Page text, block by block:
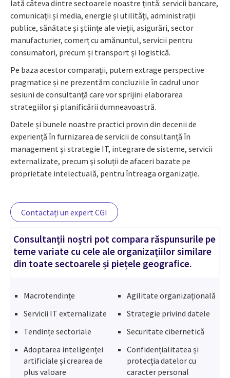
Iată câteva dintre sectoarele noastre țintă: servicii bancare,
comunicații și media, energie și utilități, administrații
publice, sănătate și științe ale vieții, asigurări, sector
manufacturier, comerț cu amănuntul, servicii pentru
consumatori, precum și transport și logistică.
Pe baza acestor comparații, putem extrage perspective
pragmatice și ne prezentăm concluziile în cadrul unor
sesiuni de consultanță care vor sprijini elaborarea
strategiilor și planificării dumneavoastră.
Datele și bunele noastre practici provin din decenii de
experiență în furnizarea de servicii de consultanță în
management și strategie IT, integrare de sisteme, servicii
externalizate, precum și soluții de afaceri bazate pe
proprietate intelectuală, pentru întreaga organizație.
Contactați un expert CGI
Consultanții noștri pot compara răspunsurile pe
teme variate cu cele ale organizațiilor similare
din toate sectoarele și piețele geografice.
Macrotendințe
Servicii IT externalizate
Tendințe sectoriale
Adoptarea inteligenței
artificiale și crearea de
plus valoare
Agilitate organizațională
Strategie privind datele
Securitate cibernetică
Confidențialitatea și
protecția datelor cu
caracter personal